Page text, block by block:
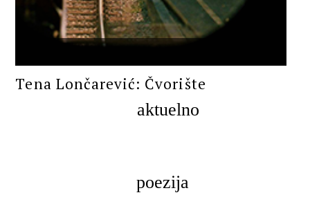
Tena Lončarević: Čvorište
aktuelno
poezija